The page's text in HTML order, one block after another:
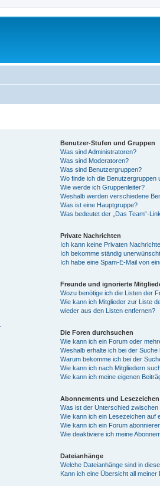
Benutzer-Stufen und Gruppen
Was sind Administratoren?
Was sind Moderatoren?
Was sind Benutzergruppen?
Wo finde ich die Benutzergruppen
Wie werde ich Gruppenleiter?
Weshalb werden verschiedene
Was ist eine Hauptgruppe?
Was bedeutet der „Das Team“-
Private Nachrichten
Ich kann keine Privaten
Ich bekomme ständig
Ich habe eine Spam-E-Mail von
Freunde und ignorierte
Wozu benötige ich die Listen der
Wie kann ich Mitglieder zur Liste
wieder aus den Listen entfernen?
Die Foren durchsuchen
Wie kann ich ein Forum oder
Weshalb erhalte ich bei der
Warum bekomme ich bei der
Wie kann ich nach Mitgliedern
Wie kann ich meine eigenen
Abonnements und Lesezeichen
Was ist der Unterschied
Wie kann ich ein Lesezeichen auf
Wie kann ich ein Forum
Wie deaktiviere ich meine
Dateianhänge
Welche Dateianhänge sind in
Kann ich eine Übersicht all meiner